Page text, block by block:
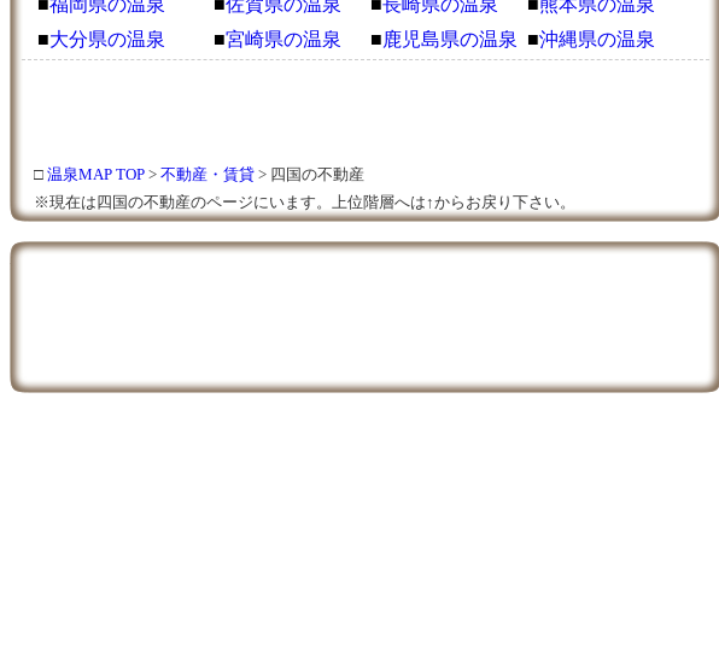
■福岡県の温泉 ■佐賀県の温泉 ■長崎県の温泉 ■熊本県の温泉
■大分県の温泉 ■宮崎県の温泉 ■鹿児島県の温泉 ■沖縄県の温泉
□ 温泉MAP TOP > 不動産・賃貸 > 四国の不動産
※現在は四国の不動産のページにいます。上位階層へは↑からお戻り下さい。